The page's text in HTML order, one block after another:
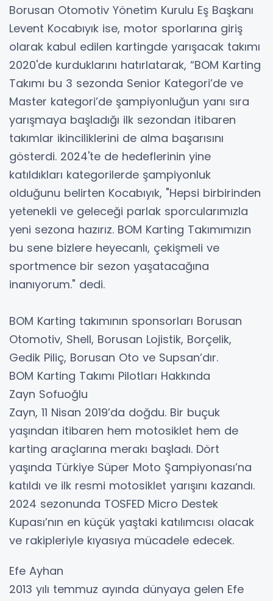
Borusan Otomotiv Yönetim Kurulu Eş Başkanı
Levent Kocabıyık ise, motor sporlarına giriş
olarak kabul edilen kartingde yarışacak takımı
2020'de kurduklarını hatırlatarak, “BOM Karting
Takımı bu 3 sezonda Senior Kategori’de ve
Master kategori’de şampiyonluğun yanı sıra
yarışmaya başladığı ilk sezondan itibaren
takımlar ikinciliklerini de alma başarısını
gösterdi. 2024'te de hedeflerinin yine
katıldıkları kategorilerde şampiyonluk
olduğunu belirten Kocabıyık, "Hepsi birbirinden
yetenekli ve geleceği parlak sporcularımızla
yeni sezona hazırız. BOM Karting Takımımızın
bu sene bizlere heyecanlı, çekişmeli ve
sportmence bir sezon yaşatacağına
inanıyorum." dedi.
BOM Karting takımının sponsorları Borusan
Otomotiv, Shell, Borusan Lojistik, Borçelik,
Gedik Piliç, Borusan Oto ve Supsan’dır.
BOM Karting Takımı Pilotları Hakkında
Zayn Sofuoğlu
Zayn, 11 Nisan 2019’da doğdu. Bir buçuk
yaşından itibaren hem motosiklet hem de
karting araçlarına merakı başladı. Dört
yaşında Türkiye Süper Moto Şampiyonası’na
katıldı ve ilk resmi motosiklet yarışını kazandı.
2024 sezonunda TOSFED Micro Destek
Kupası’nın en küçük yaştaki katılımcısı olacak
ve rakipleriyle kıyasıya mücadele edecek.
Efe Ayhan
2013 yılı temmuz ayında dünyaya gelen Efe